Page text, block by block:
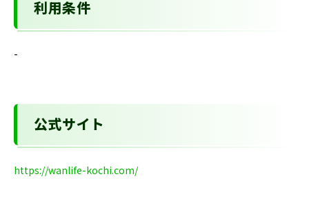
利用条件
-
公式サイト
https://wanlife-kochi.com/